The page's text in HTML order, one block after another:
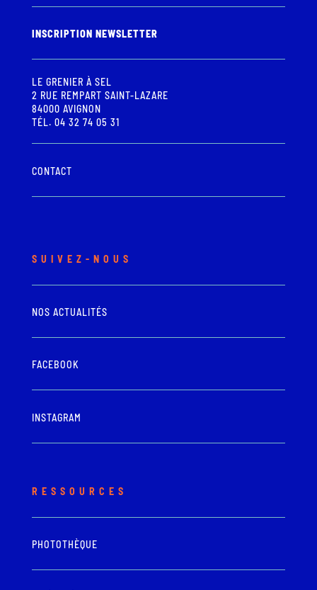
INSCRIPTION NEWSLETTER
LE GRENIER À SEL
2 RUE REMPART SAINT-LAZARE
84000 AVIGNON
TÉL. 04 32 74 05 31
CONTACT
SUIVEZ-NOUS
NOS ACTUALITÉS
FACEBOOK
INSTAGRAM
RESSOURCES
PHOTOTHÈQUE